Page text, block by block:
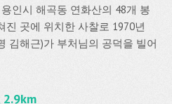
인시 해곡동 연화산의 48개 봉
진 곳에 위치한 사찰로 1970년
김해근)가 부처님의 공덕을 빌어